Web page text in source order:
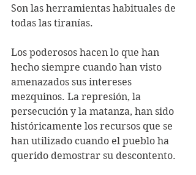
Son las herramientas habituales de
todas las tiranías.
Los poderosos hacen lo que han
hecho siempre cuando han visto
amenazados sus intereses
mezquinos. La represión, la
persecución y la matanza, han sido
históricamente los recursos que se
han utilizado cuando el pueblo ha
querido demostrar su descontento.